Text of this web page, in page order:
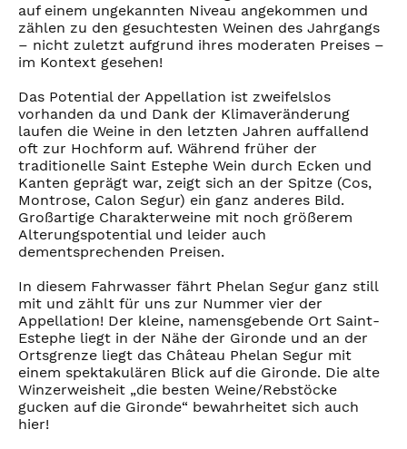
auf einem ungekannten Niveau angekommen und
zählen zu den gesuchtesten Weinen des Jahrgangs
– nicht zuletzt aufgrund ihres moderaten Preises –
im Kontext gesehen!
Das Potential der Appellation ist zweifelslos
vorhanden da und Dank der Klimaveränderung
laufen die Weine in den letzten Jahren auffallend
oft zur Hochform auf. Während früher der
traditionelle Saint Estephe Wein durch Ecken und
Kanten geprägt war, zeigt sich an der Spitze (Cos,
Montrose, Calon Segur) ein ganz anderes Bild.
Großartige Charakterweine mit noch größerem
Alterungspotential und leider auch
dementsprechenden Preisen.
In diesem Fahrwasser fährt Phelan Segur ganz still
mit und zählt für uns zur Nummer vier der
Appellation! Der kleine, namensgebende Ort Saint-
Estephe liegt in der Nähe der Gironde und an der
Ortsgrenze liegt das Château Phelan Segur mit
einem spektakulären Blick auf die Gironde. Die alte
Winzerweisheit „die besten Weine/Rebstöcke
gucken auf die Gironde“ bewahrheitet sich auch
hier!